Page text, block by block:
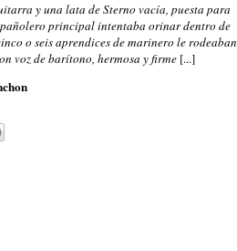
y una lata de Sterno vacía, puesta para
principal intentaba orinar dentro de
o seis aprendices de marinero le rodeaban
voz de barítono, hermosa y firme [...]